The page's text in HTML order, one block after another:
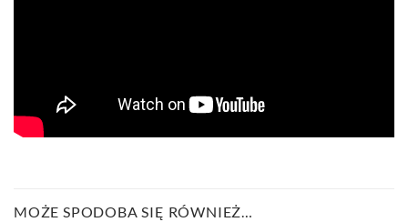
MOŻE SPODOBA SIĘ RÓWNIEŻ…